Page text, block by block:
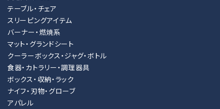
テーブル・チェア
スリーピングアイテム
バーナー・燃焼系
マット・グランドシート
クーラーボックス・ジャグ・ボトル
食器・カトラリー・調理器具
ボックス・収納・ラック
ナイフ・刃物・グローブ
アパレル